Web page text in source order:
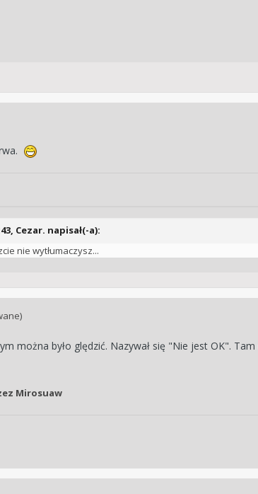
Cezar. napisał(-a):
nie wytłumaczysz...
można było ględzić. Nazywał się "Nie jest OK".
Mirosuaw